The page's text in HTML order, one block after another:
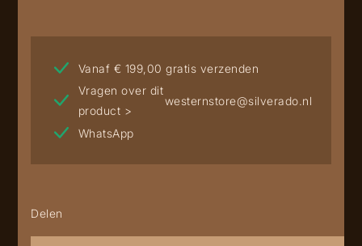
Vanaf € 199,00 gratis verzenden
Vragen over dit
product >
westernstore@silverado.nl
WhatsApp
Delen